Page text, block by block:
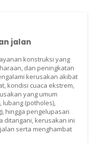
jalan
konstruksi yang
dan peningkatan
kerusakan akibat
kondisi cuaca ekstrem,
yang umum
lubang (potholes),
hingga pengelupasan
ditangani, kerusakan ini
serta menghambat